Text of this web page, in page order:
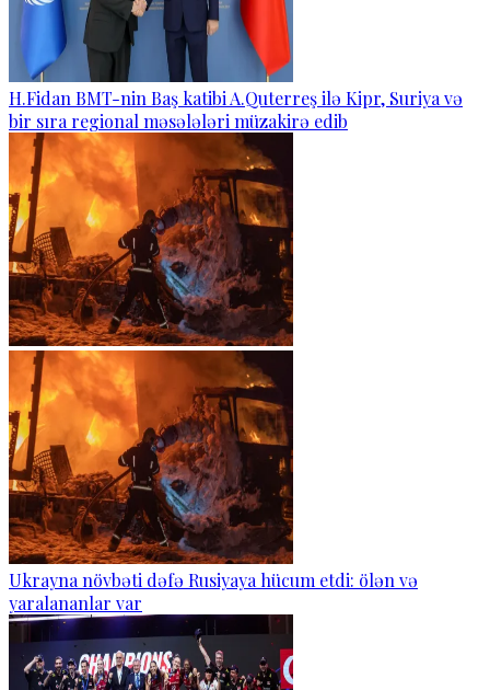
H.Fidan BMT-nin Baş katibi A.Quterreş ilə Kipr, Suriya və
bir sıra regional məsələləri müzakirə edib
Ukrayna növbəti dəfə Rusiyaya hücum etdi: ölən və
yaralananlar var